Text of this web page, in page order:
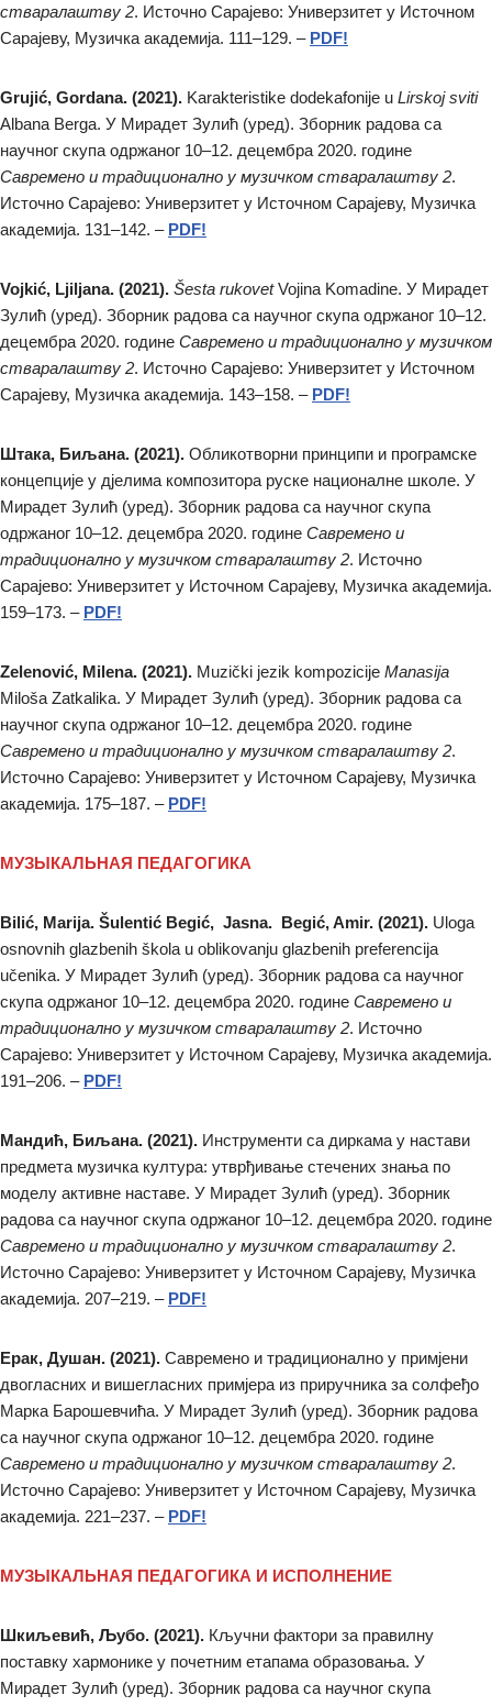
стваралаштву 2. Источно Сарајево: Универзитет у Источном
Сарајеву, Музичка академија. 111–129. – PDF!
Grujić, Gordana. (2021). Karakteristike dodekafonije u Lirskoj sviti
Albana Berga. У Мирадет Зулић (уред). Зборник радова са
научног скупа одржаног 10–12. децембра 2020. године
Савремено и традиционално у музичком стваралаштву 2.
Источно Сарајево: Универзитет у Источном Сарајеву, Музичка
академија. 131–142. – PDF!
Vojkić, Ljiljana. (2021). Šesta rukovetVojina Komadine. У Мирадет
Зулић (уред). Зборник радова са научног скупа одржаног 10–12.
децембра 2020. године Савремено и традиционално у музичком
стваралаштву 2. Источно Сарајево: Универзитет у Источном
Сарајеву, Музичка академија. 143–158. – PDF!
Штака, Биљана. (2021). Обликотворни принципи и програмске
концепције у дјелима композитора руске националне школе. У
Мирадет Зулић (уред). Зборник радова са научног скупа
одржаног 10–12. децембра 2020. године Савремено и
традиционално у музичком стваралаштву 2. Источно
Сарајево: Универзитет у Источном Сарајеву, Музичка академија.
159–173. – PDF!
Zelenović, Milena. (2021). Muzički jezik kompozicije Manasija
Miloša Zatkalika. У Мирадет Зулић (уред). Зборник радова са
научног скупа одржаног 10–12. децембра 2020. године
Савремено и традиционално у музичком стваралаштву 2.
Источно Сарајево: Универзитет у Источном Сарајеву, Музичка
академија. 175–187. – PDF!
МУЗЫКАЛЬНАЯ ПЕДАГОГИКА
Bilić, Marija. Šulentić Begić, Jasna. Begić, Amir. (2021). Uloga
osnovnih glazbenih škola u oblikovanju glazbenih preferencija
učenika. У Мирадет Зулић (уред). Зборник радова са научног
скупа одржаног 10–12. децембра 2020. године Савремено и
традиционално у музичком стваралаштву 2. Источно
Сарајево: Универзитет у Источном Сарајеву, Музичка академија.
191–206. – PDF!
Мандић, Биљана. (2021). Инструменти са диркама у настави
предмета музичка култура: утврђивање стечених знања по
моделу активне наставе. У Мирадет Зулић (уред). Зборник
радова са научног скупа одржаног 10–12. децембра 2020. године
Савремено и традиционално у музичком стваралаштву 2.
Источно Сарајево: Универзитет у Источном Сарајеву, Музичка
академија. 207–219. – PDF!
Ерак, Душан. (2021). Савремено и традиционално у примјени
двогласних и вишегласних примјера из приручника за солфеђо
Марка Барошевчића. У Мирадет Зулић (уред). Зборник радова
са научног скупа одржаног 10–12. децембра 2020. године
Савремено и традиционално у музичком стваралаштву 2.
Источно Сарајево: Универзитет у Источном Сарајеву, Музичка
академија. 221–237. – PDF!
МУЗЫКАЛЬНАЯ ПЕДАГОГИКА И ИСПОЛНЕНИЕ
Шкиљевић, Љубо. (2021). Кључни фактори за правилну
поставку хармонике у почетним етапама образовања. У
Мирадет Зулић (уред). Зборник радова са научног скупа